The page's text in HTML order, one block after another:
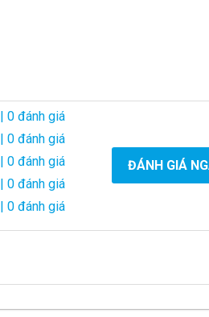
| 0 đánh giá
| 0 đánh giá
| 0 đánh giá
| 0 đánh giá
| 0 đánh giá
ĐÁNH GIÁ